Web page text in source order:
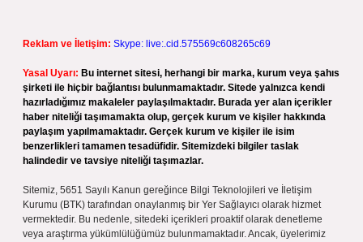
Reklam ve İletişim: Skype: live:.cid.575569c608265c69
Yasal Uyarı: Bu internet sitesi, herhangi bir marka, kurum veya şahıs
şirketi ile hiçbir bağlantısı bulunmamaktadır. Sitede yalnızca kendi
hazırladığımız makaleler paylaşılmaktadır. Burada yer alan içerikler
haber niteliği taşımamakta olup, gerçek kurum ve kişiler hakkında
paylaşım yapılmamaktadır. Gerçek kurum ve kişiler ile isim
benzerlikleri tamamen tesadüfidir. Sitemizdeki bilgiler taslak
halindedir ve tavsiye niteliği taşımazlar.
Sitemiz, 5651 Sayılı Kanun gereğince Bilgi Teknolojileri ve İletişim
Kurumu (BTK) tarafından onaylanmış bir Yer Sağlayıcı olarak hizmet
vermektedir. Bu nedenle, sitedeki içerikleri proaktif olarak denetleme
veya araştırma yükümlülüğümüz bulunmamaktadır. Ancak, üyelerimiz